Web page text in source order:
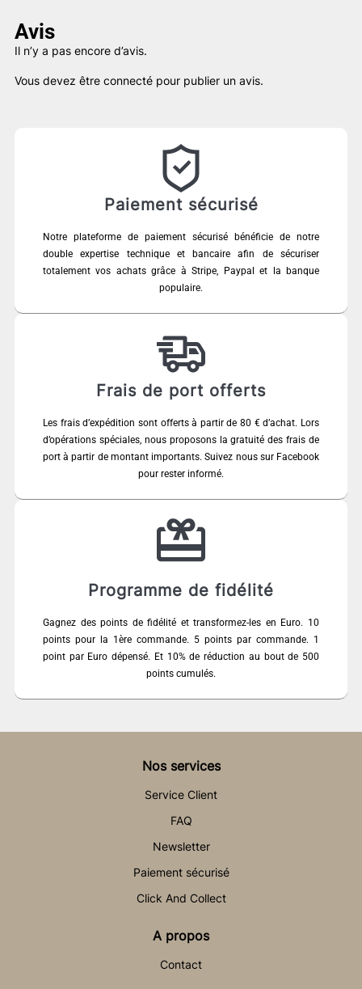
Avis
Il n’y a pas encore d’avis.
Vous devez être connecté pour publier un avis.
Paiement sécurisé
Notre plateforme de paiement sécurisé bénéficie de notre
double expertise technique et bancaire afin de sécuriser
totalement vos achats grâce à Stripe, Paypal et la banque
populaire.
Frais de port offerts
Les frais d’expédition sont offerts à partir de 80 € d’achat. Lors
d’opérations spéciales, nous proposons la gratuité des frais de
port à partir de montant importants. Suivez nous sur Facebook
pour rester informé.
Programme de fidélité
Gagnez des points de fidélité et transformez-les en Euro. 10
points pour la 1ère commande. 5 points par commande. 1
point par Euro dépensé. Et 10% de réduction au bout de 500
points cumulés.
Nos services
Service Client
FAQ
Newsletter
Paiement sécurisé
Click And Collect
A propos
Contact